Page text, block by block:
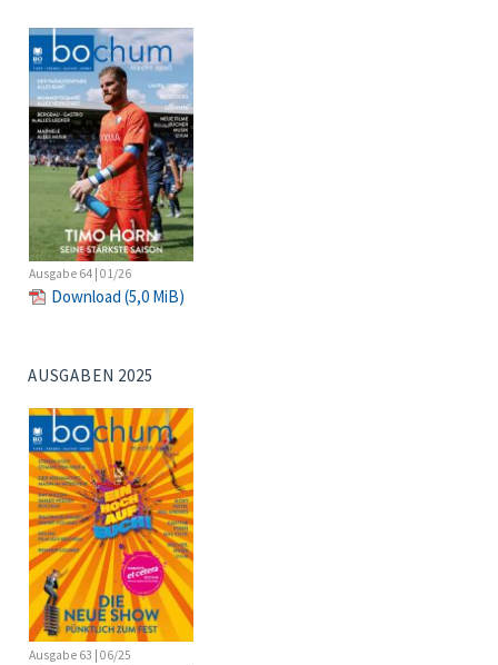
Ausgabe 64 | 01/26
Download (5,0 MiB)
AUSGABEN 2025
Ausgabe 63 | 06/25